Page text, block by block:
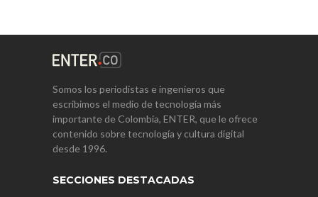
Somos los periodistas e ingenieros que
escribimos el medio de tecnología más
importante de Colombia, ENTER, que le ofrece
contenido sobre tecnología y cultura digital
desde 1996.
SECCIONES DESTACADAS